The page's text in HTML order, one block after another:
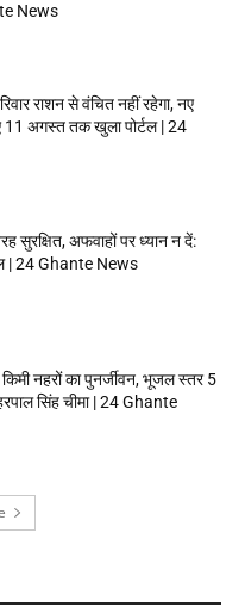
News
राशन से वंचित नहीं रहेगा, नए
11 अगस्त तक खुला पोर्टल | 24
सुरक्षित, अफवाहों पर ध्यान न दें:
| 24 Ghante News
नहरों का पुनर्जीवन, भूजल स्तर 5
सिंह चीमा | 24 Ghante